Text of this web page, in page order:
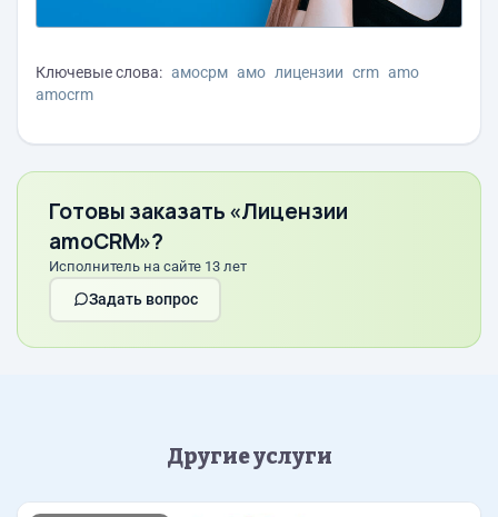
Ключевые слова: амосрм амо лицензии crm amo
amocrm
Готовы заказать «Лицензии
amoCRM»?
Исполнитель на сайте 13 лет
Задать вопрос
Другие услуги